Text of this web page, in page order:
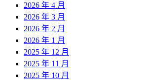
2026 年 4 月
2026 年 3 月
2026 年 2 月
2026 年 1 月
2025 年 12 月
2025 年 11 月
2025 年 10 月